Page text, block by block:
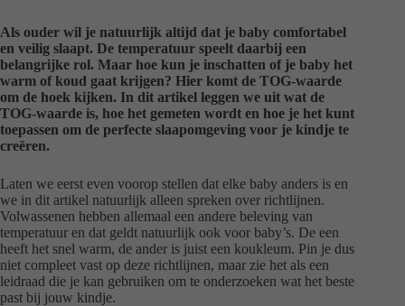
Als ouder wil je natuurlijk altijd dat je baby comfortabel
en veilig slaapt. De temperatuur speelt daarbij een
belangrijke rol. Maar hoe kun je inschatten of je baby het
warm of koud gaat krijgen? Hier komt de TOG-waarde
om de hoek kijken. In dit artikel leggen we uit wat de
TOG-waarde is, hoe het gemeten wordt en hoe je het kunt
toepassen om de perfecte slaapomgeving voor je kindje te
creëren.
Laten we eerst even voorop stellen dat elke baby anders is en
we in dit artikel natuurlijk alleen spreken over richtlijnen.
Volwassenen hebben allemaal een andere beleving van
temperatuur en dat geldt natuurlijk ook voor baby’s. De een
heeft het snel warm, de ander is juist een koukleum. Pin je dus
niet compleet vast op deze richtlijnen, maar zie het als een
leidraad die je kan gebruiken om te onderzoeken wat het beste
past bij jouw kindje.